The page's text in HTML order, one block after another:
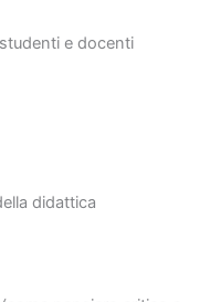
e docenti
didattica